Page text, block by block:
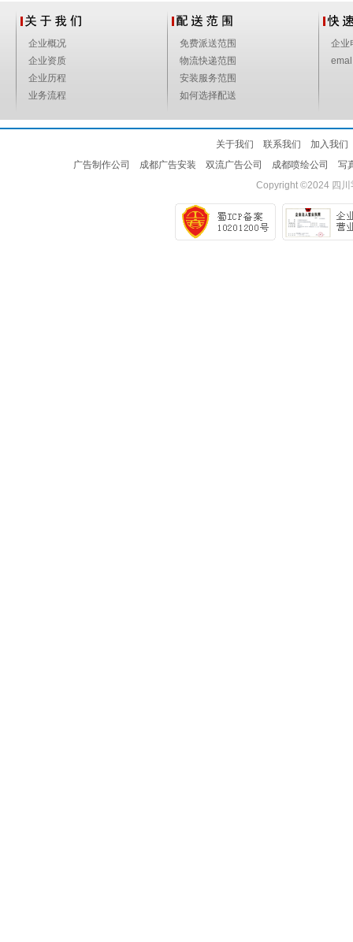
企业概况
企业资质
企业历程
业务流程
免费派送范围
物流快递范围
安装服务范围
如何选择配送
企业
关于我们 联系我们
加入我们
广告制作公司
成都广告安装 双流广告公司 成都喷绘公司
写
Copyright ©2024 四